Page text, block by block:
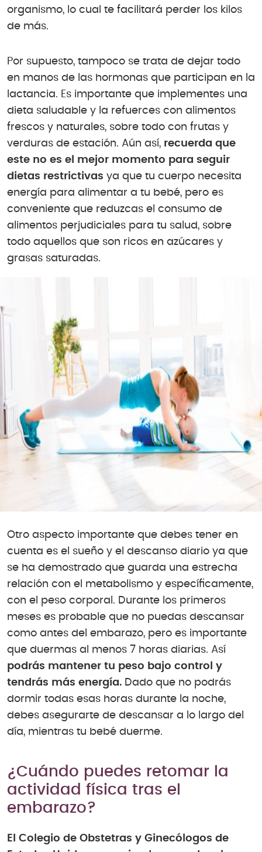
organismo, lo cual te facilitará perder los kilos
de más.
Por supuesto, tampoco se trata de dejar todo
en manos de las hormonas que participan en la
lactancia. Es importante que implementes una
dieta saludable y la refuerces con alimentos
frescos y naturales, sobre todo con frutas y
verduras de estación. Aún así, recuerda que
este no es el mejor momento para seguir
dietas restrictivas ya que tu cuerpo necesita
energía para alimentar a tu bebé, pero es
conveniente que reduzcas el consumo de
alimentos perjudiciales para tu salud, sobre
todo aquellos que son ricos en azúcares y
grasas saturadas.
Otro aspecto importante que debes tener en
cuenta es el sueño y el descanso diario ya que
se ha demostrado que guarda una estrecha
relación con el metabolismo y específicamente,
con el peso corporal. Durante los primeros
meses es probable que no puedas descansar
como antes del embarazo, pero es importante
que duermas al menos 7 horas diarias. Así
podrás mantener tu peso bajo control y
tendrás más energía. Dado que no podrás
dormir todas esas horas durante la noche,
debes asegurarte de descansar a lo largo del
día, mientras tu bebé duerme.
¿Cuándo puedes retomar la
actividad física tras el
embarazo?
El Colegio de Obstetras y Ginecólogos de